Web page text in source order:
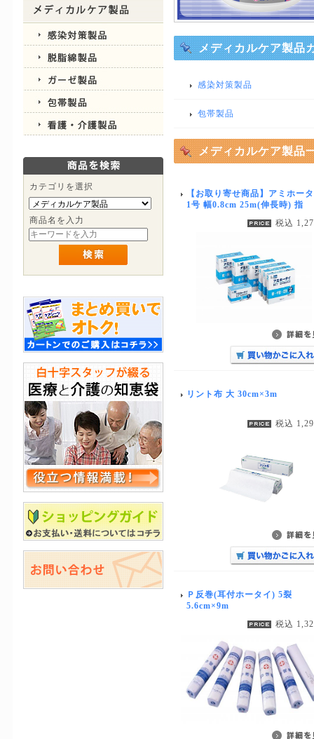
カテゴリを選択
商品名を入力
メディカルケア製品
感染対策製品
包帯製品
メディカルケア製品
【お取り寄せ商品】アミホー
1号 幅0.8cm 25m(伸長時) 指
税込
リント布 大 30cm×3m
税込
Ｐ反巻(耳付ホータイ) 5裂
5.6cm×9m
税込